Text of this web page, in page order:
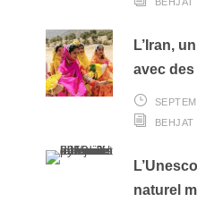
L’Iran,
avec
naturel